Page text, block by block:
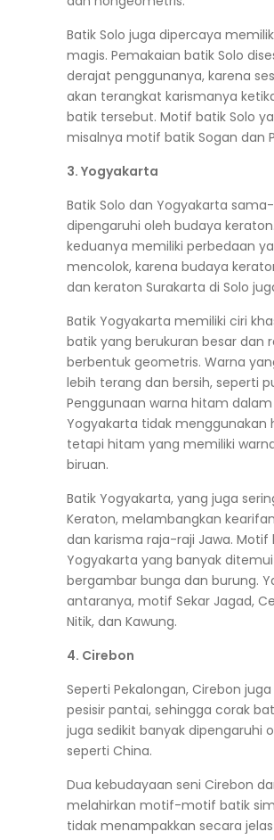
Batik Solo juga dipercaya
magis. Pemakaian batik Solo
derajat penggunanya, karena
akan terangkat karismanya
batik tersebut. Motif batik Solo
misalnya motif batik Sogan dan
3. Yogyakarta
Batik Solo dan Yogyakarta
dipengaruhi oleh budaya
keduanya memiliki perbedaan
mencolok, karena budaya
dan keraton Surakarta di Solo
Batik Yogyakarta memiliki ciri
batik yang berukuran besar dan
berbentuk geometris. Warna
lebih terang dan bersih, seperti
Penggunaan warna hitam
Yogyakarta tidak menggunakan
tetapi hitam yang memiliki
biruan.
Batik Yogyakarta, yang juga
Keraton, melambangkan
dan karisma raja-raji Jawa. Motif
Yogyakarta yang banyak
bergambar bunga dan burung.
antaranya, motif Sekar Jagad,
Nitik, dan Kawung.
4. Cirebon
Seperti Pekalongan, Cirebon
pesisir pantai, sehingga corak
juga sedikit banyak dipengaruhi
seperti China.
Dua kebudayaan seni Cirebon
melahirkan motif-motif batik
tidak menampakkan secara